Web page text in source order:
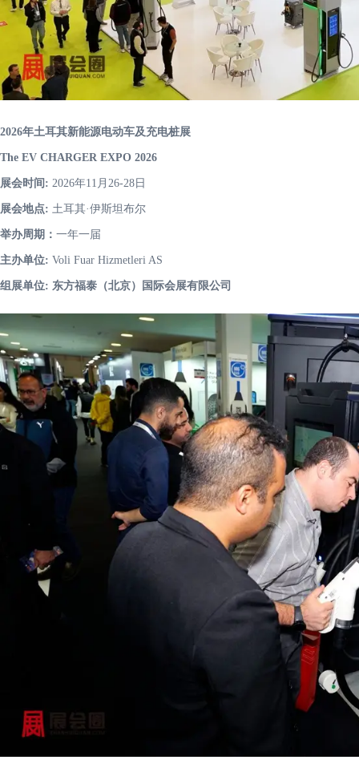
2026年土耳其新能源电动车及充电桩展
The EV CHARGER EXPO 2026
展会时间: 2026年11月26-28日
展会地点: 土耳其·伊斯坦布尔
举办周期： 一年一届
主办单位: Voli Fuar Hizmetleri AS
组展单位: 东方福泰（北京）国际会展有限公司